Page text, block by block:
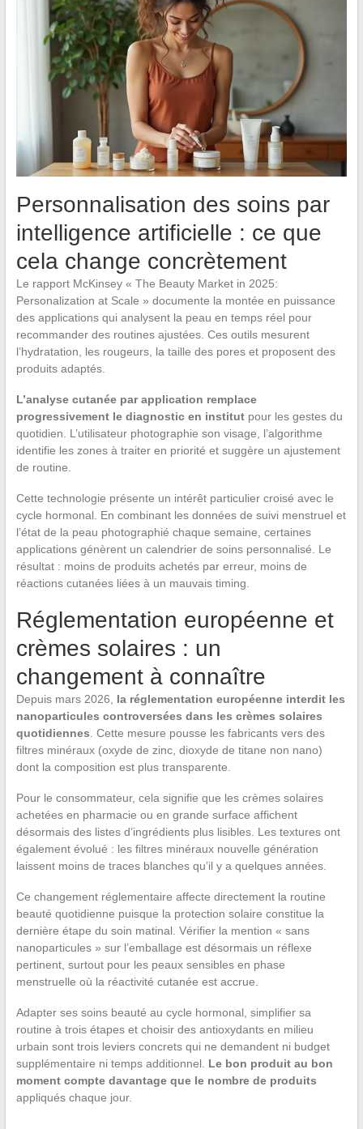
Personnalisation des soins par
intelligence artificielle : ce que
cela change concrètement
Le rapport McKinsey « The Beauty Market in 2025:
Personalization at Scale » documente la montée en puissance
des applications qui analysent la peau en temps réel pour
recommander des routines ajustées. Ces outils mesurent
l’hydratation, les rougeurs, la taille des pores et proposent des
produits adaptés.
L’analyse cutanée par application remplace
progressivement le diagnostic en institutpour les gestes du
quotidien. L’utilisateur photographie son visage, l’algorithme
identifie les zones à traiter en priorité et suggère un ajustement
de routine.
Cette technologie présente un intérêt particulier croisé avec le
cycle hormonal. En combinant les données de suivi menstruel et
l’état de la peau photographié chaque semaine, certaines
applications génèrent un calendrier de soins personnalisé. Le
résultat : moins de produits achetés par erreur, moins de
réactions cutanées liées à un mauvais timing.
Réglementation européenne et
crèmes solaires : un
changement à connaître
Depuis mars 2026, la réglementation européenne interdit les
nanoparticules controversées dans les crèmes solaires
quotidiennes . Cette mesure pousse les fabricants vers des
filtres minéraux (oxyde de zinc, dioxyde de titane non nano)
dont la composition est plus transparente.
Pour le consommateur, cela signifie que les crèmes solaires
achetées en pharmacie ou en grande surface affichent
désormais des listes d’ingrédients plus lisibles. Les textures ont
également évolué : les filtres minéraux nouvelle génération
laissent moins de traces blanches qu’il y a quelques années.
Ce changement réglementaire affecte directement la routine
beauté quotidienne puisque la protection solaire constitue la
dernière étape du soin matinal. Vérifier la mention « sans
nanoparticules » sur l’emballage est désormais un réflexe
pertinent, surtout pour les peaux sensibles en phase
menstruelle où la réactivité cutanée est accrue.
Adapter ses soins beauté au cycle hormonal, simplifier sa
routine à trois étapes et choisir des antioxydants en milieu
urbain sont trois leviers concrets qui ne demandent ni budget
supplémentaire ni temps additionnel. Le bon produit au bon
moment compte davantage que le nombre de produits
appliqués chaque jour.